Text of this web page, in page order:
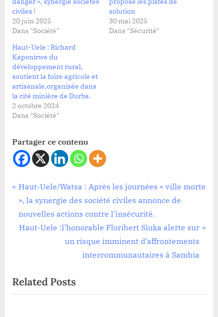
civiles !
20 juin 2025
Dans "Société"
solution
30 mai 2025
Dans "Sécurité"
Haut-Uele : Richard
Kaponirwe du
développement rural,
soutient la foire agricole et
artisanale,organisée dans
la cité minière de Durba.
2 octobre 2024
Dans "Société"
Partager ce contenu
Société
Navigation
de
l’article
P
r
e
v
s
P
Haut-Uele/Watsa : Après les journées « ville morte
», la synergie des société civiles annonce de
nouvelles actions contre l’insécurité.
N
P
o
Haut-Uele :l’honorable Floribert Siuka alerte sur
un risque imminent d’affrontements
intercommunautaires à Sambia
Related Posts